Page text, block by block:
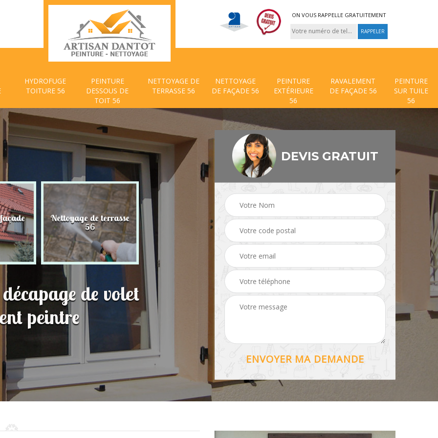
ON VOUS RAPPELLE GRATUITEMENT
HYDROFUGE
TOITURE 56
PEINTURE
DESSOUS DE
TOIT 56
NETTOYAGE DE
TERRASSE 56
NETTOYAGE
DE FAÇADE 56
PEINTURE
EXTÉRIEURE
56
RAVALEMENT
DE FAÇADE 56
PEINTURE
SUR TUILE
56
Nettoyage de terrasse
56
Peinture dessous de Hydrofuge toiture 56 Traitement anti
de volet
peintre
DEVIS GRATUIT